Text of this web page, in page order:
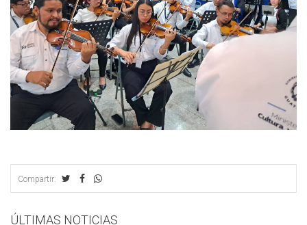
Compartir:
ÚLTIMAS NOTICIAS